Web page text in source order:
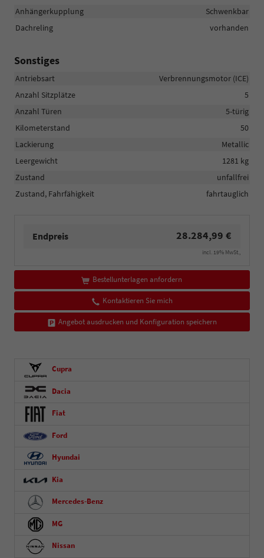
Anhängerkupplung
Schwenkbar
Dachreling
vorhanden
Sonstiges
Antriebsart
Verbrennungsmotor (ICE)
Anzahl Sitzplätze
5
Anzahl Türen
5-türig
Kilometerstand
50
Lackierung
Metallic
Leergewicht
1281 kg
Zustand
unfallfrei
Zustand, Fahrfähigkeit
fahrtauglich
Endpreis 28.284,99 €
incl. 19% MwSt.,
Bestellunterlagen anfordern
Kontaktieren Sie mich
Angebot ausdrucken und Konfiguration speichern
Cupra
Dacia
Fiat
Ford
Hyundai
Kia
Mercedes-Benz
MG
Nissan